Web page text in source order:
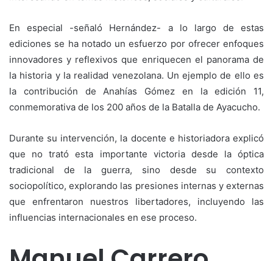
En especial -señaló Hernández- a lo largo de estas
ediciones se ha notado un esfuerzo por ofrecer enfoques
innovadores y reflexivos que enriquecen el panorama de
la historia y la realidad venezolana. Un ejemplo de ello es
la contribución de Anahías Gómez en la edición 11,
conmemorativa de los 200 años de la Batalla de Ayacucho.
Durante su intervención, la docente e historiadora explicó
que no trató esta importante victoria desde la óptica
tradicional de la guerra, sino desde su contexto
sociopolítico, explorando las presiones internas y externas
que enfrentaron nuestros libertadores, incluyendo las
influencias internacionales en ese proceso.